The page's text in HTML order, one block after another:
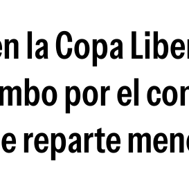
la Copa
por el
reparte